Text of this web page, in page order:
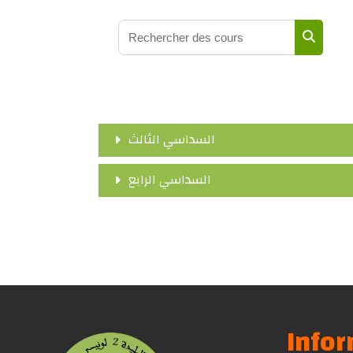
Rechercher des cours
السداسي الثالث
السداسي الرابع